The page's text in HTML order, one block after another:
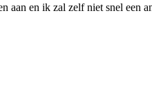
aan en ik zal zelf niet snel een